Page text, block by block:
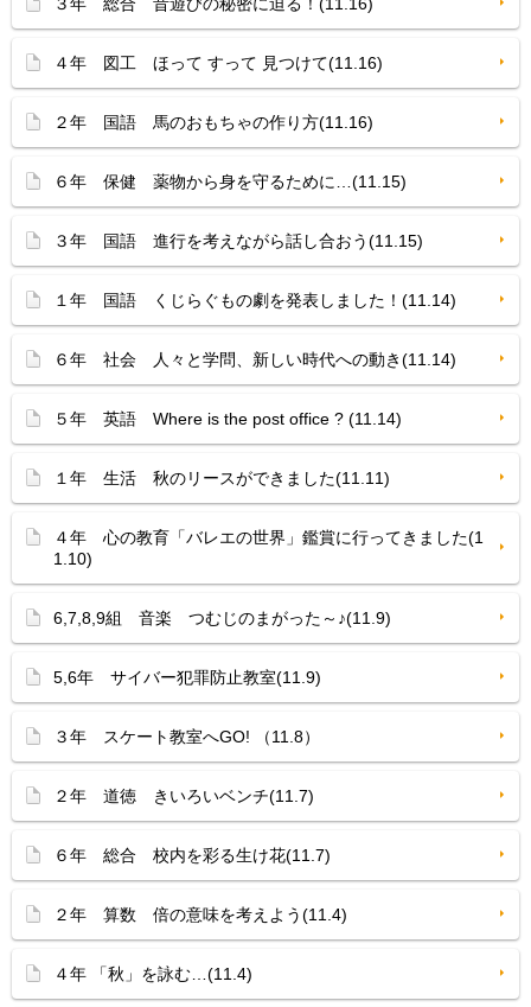
４年 図工 ほって すって 見つけて(11.16)
２年 国語 馬のおもちゃの作り方(11.16)
６年 保健 薬物から身を守るために…(11.15)
３年 国語 進行を考えながら話し合おう(11.15)
１年 国語 くじらぐもの劇を発表しました！(11.14)
６年 社会 人々と学問、新しい時代への動き(11.14)
５年 英語 Where is the post office ? (11.14)
１年 生活 秋のリースができました(11.11)
４年 心の教育「バレエの世界」鑑賞に行ってきました(1
1.10)
6,7,8,9組 音楽 つむじのまがった～♪(11.9)
5,6年 サイバー犯罪防止教室(11.9)
３年 スケート教室へGO! （11.8）
２年 道徳 きいろいベンチ(11.7)
６年 総合 校内を彩る生け花(11.7)
２年 算数 倍の意味を考えよう(11.4)
４年 「秋」を詠む…(11.4)